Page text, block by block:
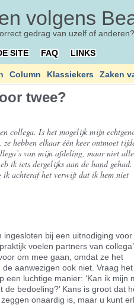
volgens
gedrag van uzelf of
SITE FAQ LINKS
Column Klassiekers Zaken
twee?
collega. Is het mogelijk mijn
hebben elkaar één keer ontmoet
van mijn afdeling, maar niet
ik iets dergelijks aan de hand gehad.
ik achteraf het verwijt dat ik hem niet
bij een uitnodiging voor
voelen partners van
om mee gaan, omdat ze het
aanwezigen ook niet. Vraag het
luchtige manier: ‘Kan ik mijn
bedoeling?’ Kans is groot dat
onaardig is, maar u kunt